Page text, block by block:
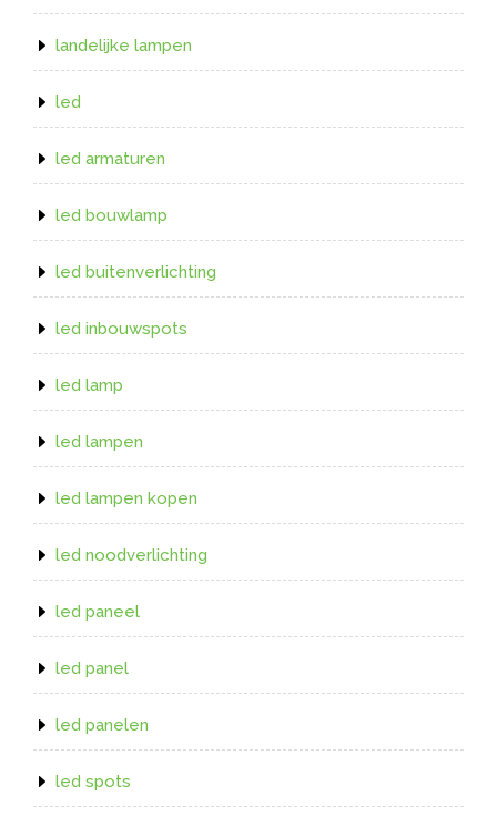
landelijke lampen
led
led armaturen
led bouwlamp
led buitenverlichting
led inbouwspots
led lamp
led lampen
led lampen kopen
led noodverlichting
led paneel
led panel
led panelen
led spots